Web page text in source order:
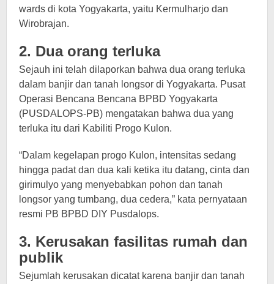
wards di kota Yogyakarta, yaitu Kermulharjo dan
Wirobrajan.
2. Dua orang terluka
Sejauh ini telah dilaporkan bahwa dua orang terluka
dalam banjir dan tanah longsor di Yogyakarta. Pusat
Operasi Bencana Bencana BPBD Yogyakarta
(PUSDALOPS-PB) mengatakan bahwa dua yang
terluka itu dari Kabiliti Progo Kulon.
“Dalam kegelapan progo Kulon, intensitas sedang
hingga padat dan dua kali ketika itu datang, cinta dan
girimulyo yang menyebabkan pohon dan tanah
longsor yang tumbang, dua cedera,” kata pernyataan
resmi PB BPBD DIY Pusdalops.
3. Kerusakan fasilitas rumah dan
publik
Sejumlah kerusakan dicatat karena banjir dan tanah